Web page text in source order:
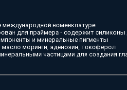
международной номенклатуре
для праймера - содержит силиконы
и минеральные пигменты
масло моринги, аденозин, токоферол
частицами для создания